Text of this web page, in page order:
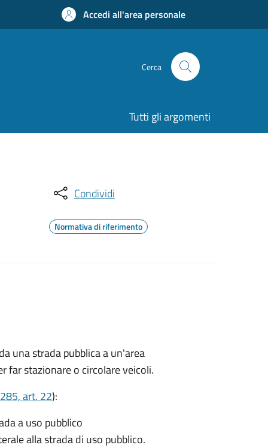
Accedi all'area personale
Cerca
Tutti gli argomenti
Condividi
Normativa di riferimento
una strada pubblica a un'area
far stazionare o circolare veicoli.
art. 22):
a uso pubblico
alla strada di uso pubblico.